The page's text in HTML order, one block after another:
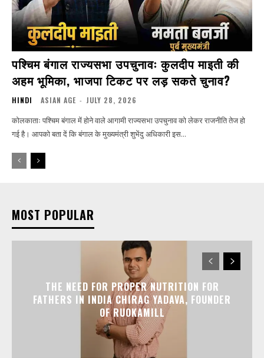
पश्चिम बंगाल राज्यसभा उपचुनावः कुलदीप माइती की
अहम भूमिका, भाजपा टिकट पर लड़ सकते चुनाव?
HINDI ASIAN AGE - JULY 28, 2026
कोलकाताः पश्चिम बंगाल में होने वाले आगामी राज्यसभा उपचुनाव को लेकर राजनीति तेज हो
गई है। आपको बता दें कि बंगाल के मुख्यमंत्री शुभेंदु अधिकारी इस...
MOST POPULAR
THE NEED FOR PROPER NUTRITION FOR
FATHERS IN INDIA CHIRAG YADAVA, FOUNDER
OF RUOKAMILL